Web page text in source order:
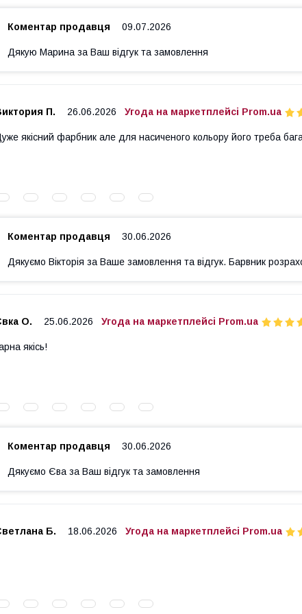
Коментар продавця 09.07.2026
Дякую Марина за Ваш відгук та замовлення
П. 26.06.2026 Угода на маркетплейсі Prom.ua
якісний фарбник але для насиченого кольору його треба
Коментар продавця 30.06.2026
Дякуємо Вікторія за Ваше замовлення та відгук. Барвник
О. 25.06.2026 Угода на маркетплейсі Prom.ua
якісь!
Коментар продавця 30.06.2026
Дякуємо Єва за Ваш відгук та замовлення
Б. 18.06.2026 Угода на маркетплейсі Prom.ua